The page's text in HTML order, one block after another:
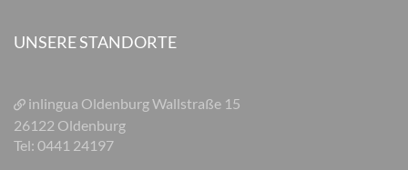
UNSERE STANDORTE
inlingua OldenburgWallstraße 15
26122 Oldenburg
Tel: 0441 24197